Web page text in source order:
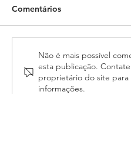
Em defesa da
Trabalho: Fenassojaf
convoca
Oficiais de Justiça
Comentários
Não é mais possível
esta publicação.
proprietário do site para
informações.